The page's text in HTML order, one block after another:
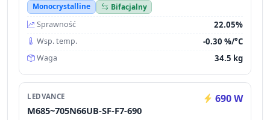
Monocrystalline
Bifacjalny
Sprawność
22.05%
Wsp. temp. -0.30 %/°C
Waga 34.5 kg
LEDVANCE 690 W
M685~705N66UB-SF-F7-690